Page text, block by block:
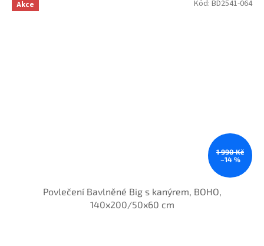
Akce
1 990 Kč
–14 %
Povlečení Bavlněné Big s kanýrem, BOHO,
140x200/50x60 cm
Kód: BD2541-064